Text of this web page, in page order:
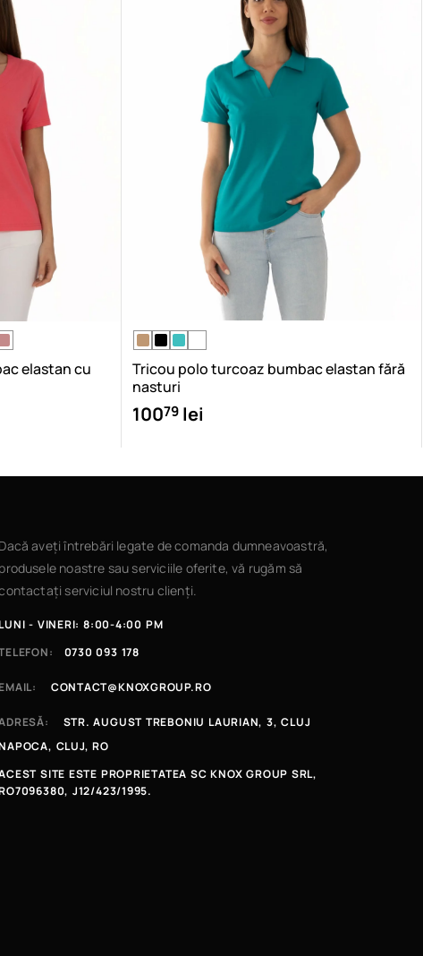
elastan cu
Tricou polo turcoaz bumbac elastan fără
nasturi
10079 lei
Dacă aveți întrebări legate de comanda dumneavoastră,
produsele noastre sau serviciile oferite, vă rugăm să
serviciul nostru clienți.
LUNI - VINERI: 8:00-4:00 PM
0730 093 178
EMAIL: CONTACT@KNOXGROUP.RO
STR. AUGUST TREBONIU LAURIAN, 3, CLUJ
CLUJ, RO
SITE ESTE PROPRIETATEA SC KNOX GROUP SRL,
J12/423/1995.